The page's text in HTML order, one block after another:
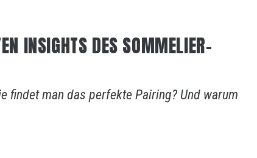
INSIGHTS DES SOMMELIER-
findet man das perfekte Pairing? Und warum